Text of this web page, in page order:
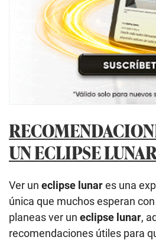
UN ECLIPSE
Ver un eclipse lunares una
única que muchos esperan
planeas ver un eclipse lunar,
recomendaciones útiles para